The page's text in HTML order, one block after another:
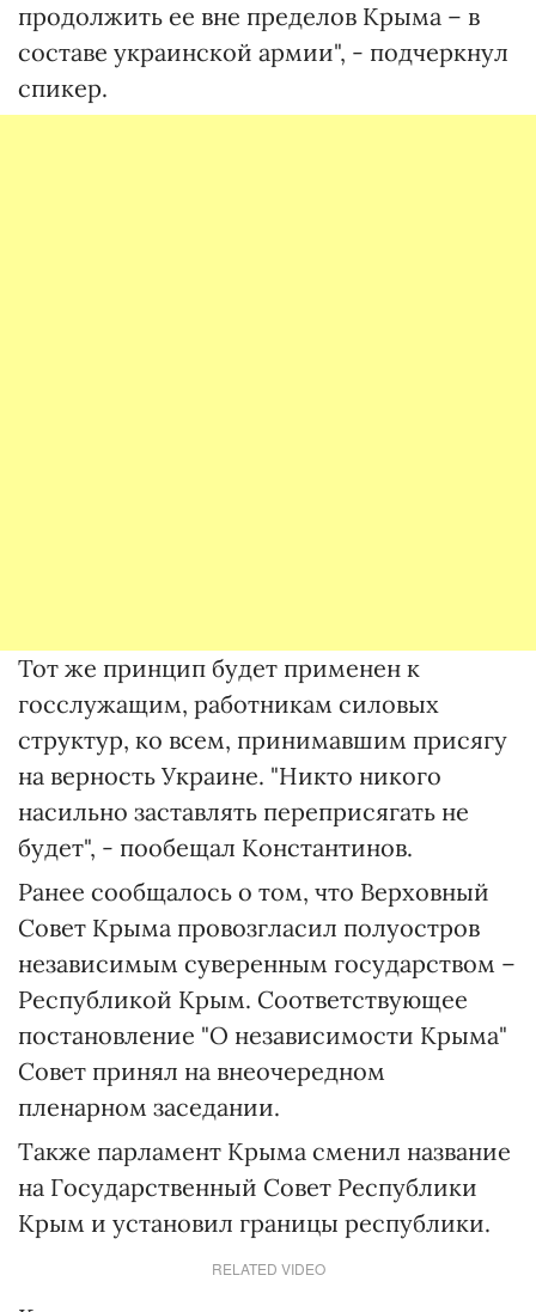
продолжить ее вне пределов Крыма – в
составе украинской армии", - подчеркнул
спикер.
Тот же принцип будет применен к
госслужащим, работникам силовых
структур, ко всем, принимавшим присягу
на верность Украине. "Никто никого
насильно заставлять переприсягать не
будет", - пообещал Константинов.
Ранее сообщалось о том, что Верховный
Совет Крыма провозгласил полуостров
независимым суверенным государством –
Республикой Крым. Соответствующее
постановление "О независимости Крыма"
Совет принял на внеочередном
пленарном заседании.
Также парламент Крыма сменил название
на Государственный Совет Республики
Крым и установил границы республики.
RELATED VIDEO